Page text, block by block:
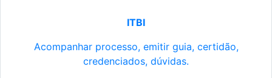
ITBI
Acompanhar processo, emitir guia, certidão,
credenciados, dúvidas.